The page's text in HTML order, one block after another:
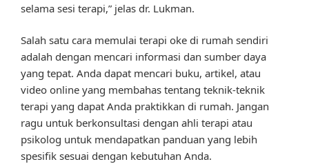
selama sesi terapi,” jelas dr. Lukman.
Salah satu cara memulai terapi oke di rumah sendiri
adalah dengan mencari informasi dan sumber daya
yang tepat. Anda dapat mencari buku, artikel, atau
video online yang membahas tentang teknik-teknik
terapi yang dapat Anda praktikkan di rumah. Jangan
ragu untuk berkonsultasi dengan ahli terapi atau
psikolog untuk mendapatkan panduan yang lebih
spesifik sesuai dengan kebutuhan Anda.